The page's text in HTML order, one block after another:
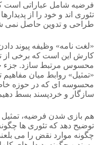
فرضیه شامل عباراتی است
تئوری اند و خود را از
طراحی و تدوین حاصل نمی
«لغت نامه» وظیفه پیوند
کارش این است که برخی از
محسوس مرتبط سازد. جزء
«تمثیل» روابط میان مفاهیم
محسوسه ای که در حوزه خاص
سازگار و خردپسند بسط
هم بازی شدن فرضیه، تمثیل
توضیح دهد که تئوری ها
چگونه موارد نقض را می